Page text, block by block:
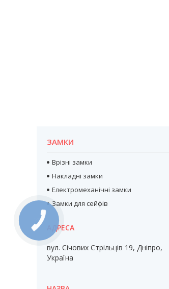
ЗАМКИ
Врізні замки
Накладні замки
Електромеханічні замки
Замки для сейфів
вул. Січових Стрільців 19, Дніпро,
Україна